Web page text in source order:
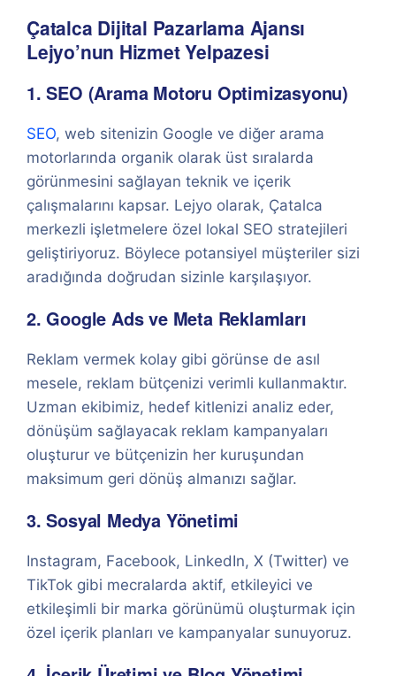
Çatalca Dijital Pazarlama Ajansı
Lejyo’nun Hizmet Yelpazesi
1. SEO (Arama Motoru Optimizasyonu)
SEO, web sitenizin Google ve diğer arama
motorlarında organik olarak üst sıralarda
görünmesini sağlayan teknik ve içerik
çalışmalarını kapsar. Lejyo olarak, Çatalca
merkezli işletmelere özel lokal SEO stratejileri
geliştiriyoruz. Böylece potansiyel müşteriler sizi
aradığında doğrudan sizinle karşılaşıyor.
2. Google Ads ve Meta Reklamları
Reklam vermek kolay gibi görünse de asıl
mesele, reklam bütçenizi verimli kullanmaktır.
Uzman ekibimiz, hedef kitlenizi analiz eder,
dönüşüm sağlayacak reklam kampanyaları
oluşturur ve bütçenizin her kuruşundan
maksimum geri dönüş almanızı sağlar.
3. Sosyal Medya Yönetimi
Instagram, Facebook, LinkedIn, X (Twitter) ve
TikTok gibi mecralarda aktif, etkileyici ve
etkileşimli bir marka görünümü oluşturmak için
özel içerik planları ve kampanyalar sunuyoruz.